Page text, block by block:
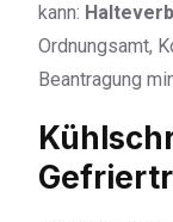
kann:
Ordnungsamt,
Beantragung